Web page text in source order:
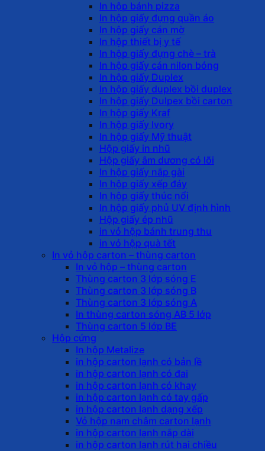
In hộp bánh pizza
In hộp giấy đựng quần áo
In hộp giấy cán mờ
In hộp thiết bị y tế
In hộp giấy đựng chè – trà
In hộp giấy cán nilon bóng
In hộp giấy Duplex
In hộp giấy duplex bồi duplex
In hộp giấy Dulpex bồi carton
In hộp giấy Kraf
In hộp giấy Ivory
In hộp giấy Mỹ thuật
Hộp giấy in nhũ
Hộp giấy âm dương có lõi
In hộp giấy nắp gài
In hộp giấy xếp đáy
In hộp giấy thúc nổi
In hộp giấy phủ UV định hình
Hộp giấy ép nhũ
in vỏ hộp bánh trung thu
in vỏ hộp quà tết
In vỏ hộp carton – thùng carton
In vỏ hộp – thùng carton
Thùng carton 3 lớp sóng E
Thùng carton 3 lớp sóng B
Thùng carton 3 lớp sóng A
In thùng carton sóng AB 5 lớp
Thùng carton 5 lớp BE
Hộp cứng
In hộp Metalize
in hộp carton lạnh có bản lề
in hộp carton lạnh có đai
in hộp carton lạnh có khay
in hộp carton lạnh có tay gấp
in hộp carton lạnh dạng xếp
Vỏ hộp nam châm carton lạnh
in hộp carton lạnh nắp dài
in hộp carton lạnh rút hai chiều